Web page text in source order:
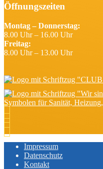
Öffnungszeiten
Montag – Donnerstag:
8.00 Uhr – 16.00 Uhr
Freitag:
8.00 Uhr – 13.00 Uhr
Impressum
Datenschutz
Kontakt